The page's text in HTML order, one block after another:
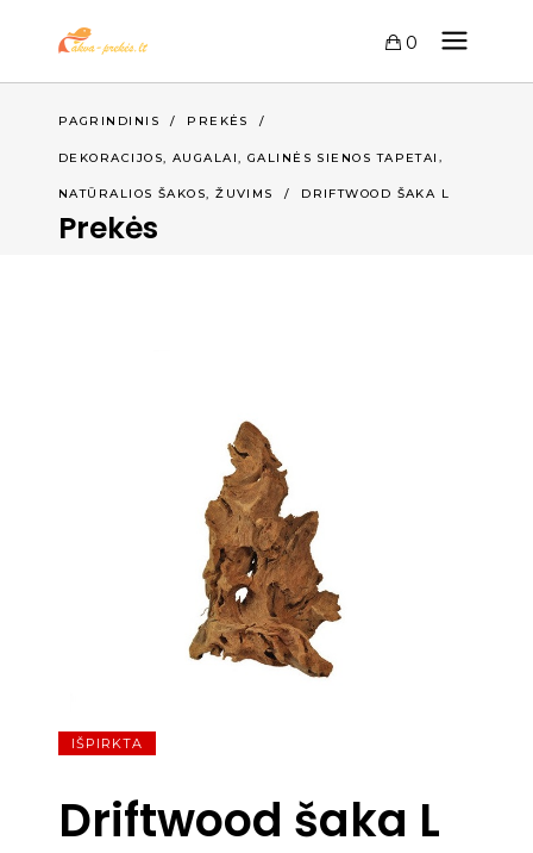
0
PAGRINDINIS / PREKĖS /
DEKORACIJOS, AUGALAI, GALINĖS SIENOS TAPETAI ,
NATŪRALIOS ŠAKOS,ŽUVIMS / DRIFTWOOD ŠAKA L
Prekės
IŠPIRKTA
Driftwood šaka L